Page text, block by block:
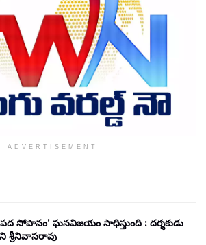
ADVERTISEMENT
సోపానం’ ఘనవిజయం సాధిస్తుంది : దర్శకుడు
శ్రీనివాసరావు